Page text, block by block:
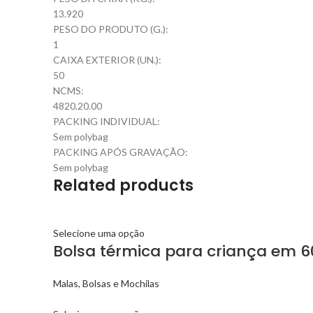
13.920
PESO DO PRODUTO (G.):
1
CAIXA EXTERIOR (UN.):
50
NCMS:
4820.20.00
PACKING INDIVIDUAL:
Sem polybag
PACKING APÓS GRAVAÇÃO:
Sem polybag
Related products
Selecione uma opção
Bolsa térmica para criança em
Malas, Bolsas e Mochilas